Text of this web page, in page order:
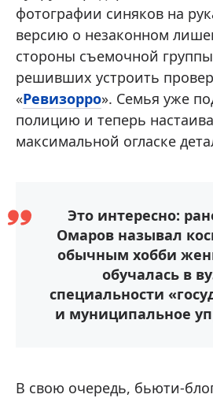
фотографии синяков на
версию о незаконном
стороны съемочной
решивших устроить
«Ревизорро». Семья уже
полицию и теперь
максимальной огласке
Это интересно:
Омаров называл
обычным хобби
обучалась в
специальности
и муниципальное
В свою очередь, бьюти-